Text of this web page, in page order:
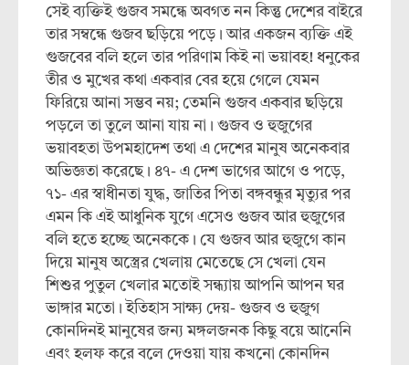
সেই ব্যক্তিই গুজব সমন্ধে অবগত নন কিন্তু দেশের বাইরে
তার সম্বন্ধে গুজব ছড়িয়ে পড়ে। আর একজন ব্যক্তি এই
গুজবের বলি হলে তার পরিণাম কিই না ভয়াবহ! ধনুকের
তীর ও মুখের কথা একবার বের হয়ে গেলে যেমন
ফিরিয়ে আনা সম্ভব নয়; তেমনি গুজব একবার ছড়িয়ে
পড়লে তা তুলে আনা যায় না। গুজব ও হুজুগের
ভয়াবহতা উপমহাদেশ তথা এ দেশের মানুষ অনেকবার
অভিজ্ঞতা করেছে। ৪৭- এ দেশ ভাগের আগে ও পড়ে,
৭১- এর স্বাধীনতা যুদ্ধ, জাতির পিতা বঙ্গবন্ধুর মৃত্যুর পর
এমন কি এই আধুনিক যুগে এসেও গুজব আর হুজুগের
বলি হতে হচ্ছে অনেককে। যে গুজব আর হুজুগে কান
দিয়ে মানুষ অস্ত্রের খেলায় মেতেছে সে খেলা যেন
শিশুর পুতুল খেলার মতোই সন্ধ্যায় আপনি আপন ঘর
ভাঙ্গার মতো। ইতিহাস সাক্ষ্য দেয়- গুজব ও হুজুগ
কোনদিনই মানুষের জন্য মঙ্গলজনক কিছু বয়ে আনেনি
এবং হলফ করে বলে দেওয়া যায় কখনো কোনদিন